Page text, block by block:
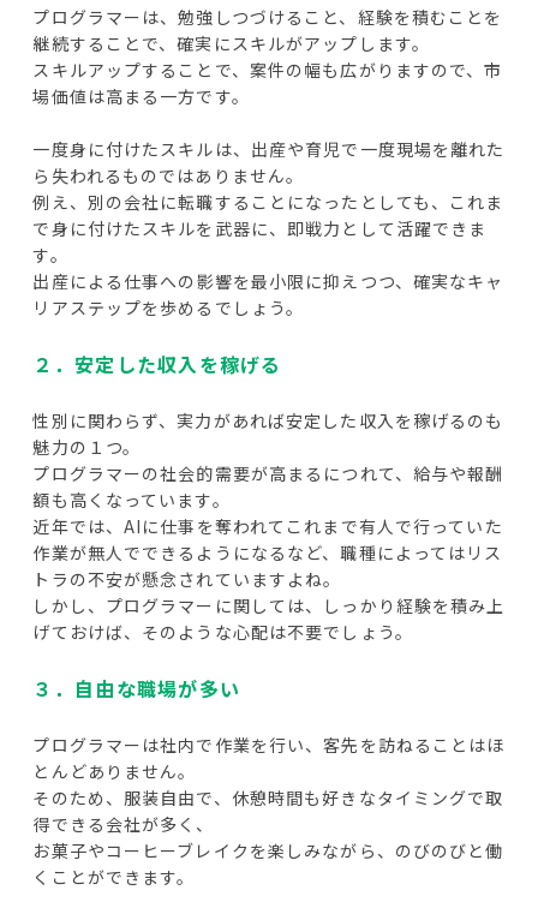
プログラマーは、勉強しつづけること、経験を積むことを
継続することで、確実にスキルがアップします。
スキルアップすることで、案件の幅も広がりますので、市
場価値は高まる一方です。
一度身に付けたスキルは、出産や育児で一度現場を離れた
ら失われるものではありません。
例え、別の会社に転職することになったとしても、これま
で身に付けたスキルを武器に、即戦力として活躍できま
す。
出産による仕事への影響を最小限に抑えつつ、確実なキャ
リアステップを歩めるでしょう。
２．安定した収入を稼げる
性別に関わらず、実力があれば安定した収入を稼げるのも
魅力の１つ。
プログラマーの社会的需要が高まるにつれて、給与や報酬
額も高くなっています。
近年では、AIに仕事を奪われてこれまで有人で行っていた
作業が無人でできるようになるなど、職種によってはリス
トラの不安が懸念されていますよね。
しかし、プログラマーに関しては、しっかり経験を積み上
げておけば、そのような心配は不要でしょう。
３．自由な職場が多い
プログラマーは社内で作業を行い、客先を訪ねることはほ
とんどありません。
そのため、服装自由で、休憩時間も好きなタイミングで取
得できる会社が多く、
お菓子やコーヒーブレイクを楽しみながら、のびのびと働
くことができます。